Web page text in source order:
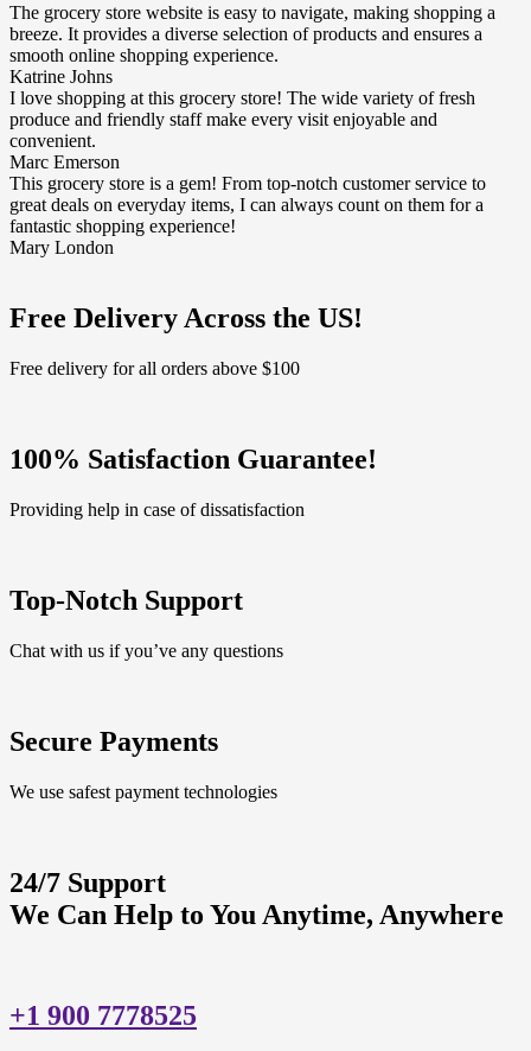
The grocery store website is easy to navigate, making shopping a
breeze. It provides a diverse selection of products and ensures a
smooth online shopping experience.
Katrine Johns
I love shopping at this grocery store! The wide variety of fresh
produce and friendly staff make every visit enjoyable and
convenient.
Marc Emerson
This grocery store is a gem! From top-notch customer service to
great deals on everyday items, I can always count on them for a
fantastic shopping experience!
Mary London
Free Delivery Across the US!
Free delivery for all orders above $100
100% Satisfaction Guarantee!
Providing help in case of dissatisfaction
Top-Notch Support
Chat with us if you’ve any questions
Secure Payments
We use safest payment technologies
24/7 Support
We Can Help to You Anytime, Anywhere
+1 900 7778525